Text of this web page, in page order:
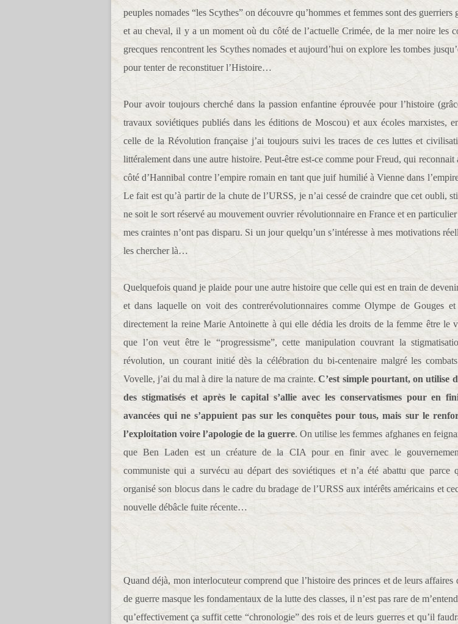
peuples nomades “les Scythes” on découvre qu’hommes et femmes sont des guerriers
et au cheval, il y a un moment où du côté de l’actuelle Crimée, de la mer noire les
grecques rencontrent les Scythes nomades et aujourd’hui on explore les tombes
pour tenter de reconstituer l’Histoire…
Pour avoir toujours cherché dans la passion enfantine éprouvée pour l’histoire
travaux soviétiques publiés dans les éditions de Moscou) et aux écoles marxistes,
celle de la Révolution française j’ai toujours suivi les traces de ces luttes et
littéralement dans une autre histoire. Peut-être est-ce comme pour Freud, qui reconnait
côté d’Hannibal contre l’empire romain en tant que juif humilié à Vienne dans
Le fait est qu’à partir de la chute de l’URSS, je n’ai cessé de craindre que cet oubli,
ne soit le sort réservé au mouvement ouvrier révolutionnaire en France et en
mes craintes n’ont pas disparu. Si un jour quelqu’un s’intéresse à mes motivations
les chercher là…
Quelquefois quand je plaide pour une autre histoire que celle qui est en train de
et dans laquelle on voit des contrerévolutionnaires comme Olympe de Gouges et
directement la reine Marie Antoinette à qui elle dédia les droits de la femme être le
que l’on veut être le “progressisme”, cette manipulation couvrant la
révolution, un courant initié dès la célébration du bi-centenaire malgré les
Vovelle, j’ai du mal à dire la nature de ma crainte. C’est simple pourtant, on utilise
des stigmatisés et après le capital s’allie avec les conservatismes pour en
avancées qui ne s’appuient pas sur les conquêtes pour tous, mais sur le
l’exploitation voire l’apologie de la guerre. On utilise les femmes afghanes en
que Ben Laden est un créature de la CIA pour en finir avec le
communiste qui a survécu au départ des soviétiques et n’a été abattu que parce
organisé son blocus dans le cadre du bradage de l’URSS aux intérêts américains et
nouvelle débâcle fuite récente…
Quand déjà, mon interlocuteur comprend que l’histoire des princes et de leurs affaires
de guerre masque les fondamentaux de la lutte des classes, il n’est pas rare de
qu’effectivement ça suffit cette “chronologie” des rois et de leurs guerres et qu’il